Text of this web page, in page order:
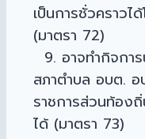
เป็นการชั่วคราวไ
(มาตรา 72)
9. อาจทำกิจกา
สภาตำบล อบต. อ
ราชการส่วนท้อง
ได้ (มาตรา 73)